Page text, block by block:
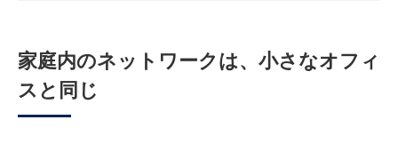
家庭内のネットワークは、小さなオフィ
スと同じ